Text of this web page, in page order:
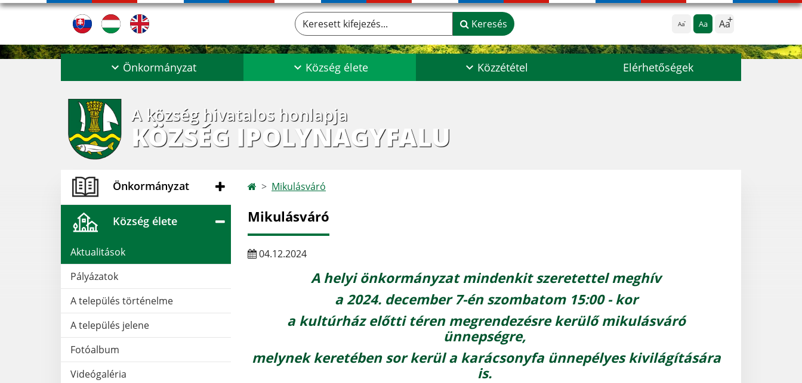
Aa Aa Aa
Keresett kifejezés... Keresés
Önkormányzat Község élete Közzététel Elérhetőségek
A község hivatalos honlapja
KÖZSÉG IPOLYNAGYFALU
Önkormányzat
Község élete
Aktualitások
Pályázatok
A település történelme
A település jelene
Fotóalbum
Videógaléria
Mikulásváró
Mikulásváró
04.12.2024
A helyi önkormányzat mindenkit szeretettel meghív
a 2024. december 7-én szombatom 15:00 - kor
a kultúrház előtti téren megrendezésre kerülő mikulásváró
ünnepségre,
melynek keretében sor kerül a karácsonyfa ünnepélyes kivilágítására
is.